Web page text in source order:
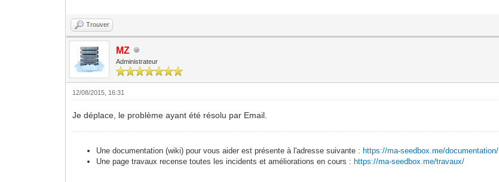
Trouver
MZ
Administrateur
12/08/2015, 16:31
Je déplace, le problème ayant été résolu par Email.
Une documentation (wiki) pour vous aider est présente à l'adresse suivante : https://ma-seedbox.me/documentation/
Une page travaux recense toutes les incidents et améliorations en cours : https://ma-seedbox.me/travaux/